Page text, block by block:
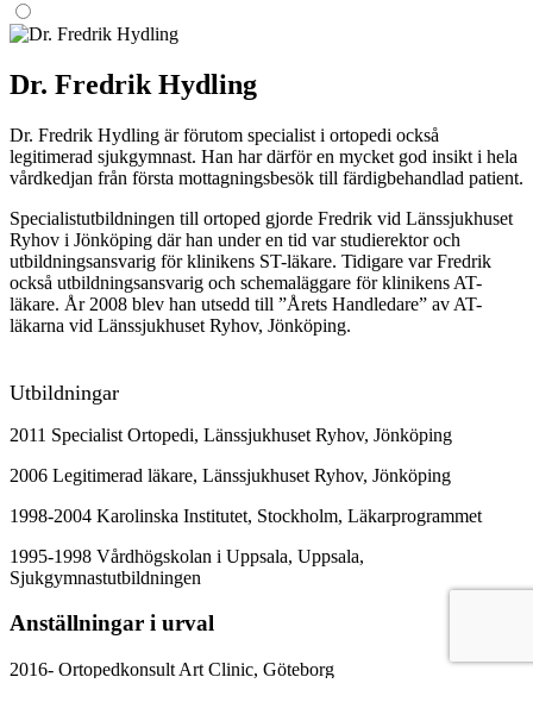
Dr. Fredrik Hydling
Dr. Fredrik Hydling är förutom specialist i ortopedi också
legitimerad sjukgymnast. Han har därför en mycket god insikt i hela
vårdkedjan från första mottagningsbesök till färdigbehandlad patient.
Specialistutbildningen till ortoped gjorde Fredrik vid Länssjukhuset
Ryhov i Jönköping där han under en tid var studierektor och
utbildningsansvarig för klinikens ST-läkare. Tidigare var Fredrik
också utbildningsansvarig och schemaläggare för klinikens AT-
läkare. År 2008 blev han utsedd till ”Årets Handledare” av AT-
läkarna vid Länssjukhuset Ryhov, Jönköping.
Utbildningar
2011 Specialist Ortopedi, Länssjukhuset Ryhov, Jönköping
2006 Legitimerad läkare, Länssjukhuset Ryhov, Jönköping
1998-2004 Karolinska Institutet, Stockholm, Läkarprogrammet
1995-1998 Vårdhögskolan i Uppsala, Uppsala,
Sjukgymnastutbildningen
Anställningar i urval
2016- Ortopedkonsult Art Clinic, Göteborg